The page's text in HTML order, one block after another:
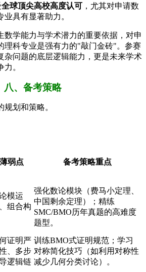
​全球顶尖高校高度认可​ ​，尤其对申请数
具有显著助力。
数学能力与学术潜力的重要依据，对申
理科专业是强有力的"敲门金砖"。参赛
杂问题的底层逻辑能力，更是未来学术
。
八、备考策略
划和策略。
薄弱点 备考策略重点
模运
组合构
强化数论模块（费马小定理、
中国剩余定理）；精练
SMC/BMO历年真题的高难度
题型。
证明严
、多步
逻辑链
训练BMO式证明规范；学习
对称简化技巧（如利用对称性
减少几何分类讨论）。